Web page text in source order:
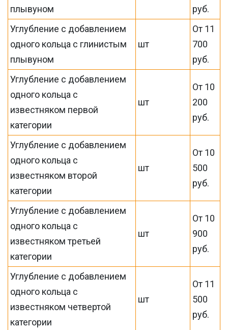
плывуном
руб.
Углубление с добавлением
одного кольца с глинистым
плывуном
шт
От 11
700
руб.
Углубление с добавлением
одного кольца с
известняком первой
категории
шт
От 10
200
руб.
Углубление с добавлением
одного кольца с
известняком второй
категории
шт
От 10
500
руб.
Углубление с добавлением
одного кольца с
известняком третьей
категории
шт
От 10
900
руб.
Углубление с добавлением
одного кольца с
известняком четвертой
категории
шт
От 11
500
руб.